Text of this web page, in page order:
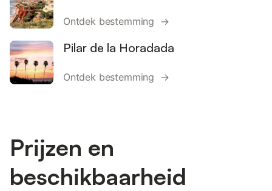
Ontdek bestemming →
Pilar de la Horadada
Ontdek bestemming →
Prijzen en
beschikbaarheid